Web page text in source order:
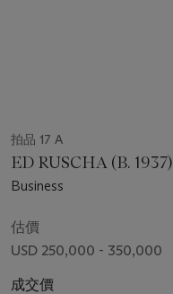
拍品 17 A
ED RUSCHA (B. 1937)
Business
估價
USD 250,000 - 350,000
成交價